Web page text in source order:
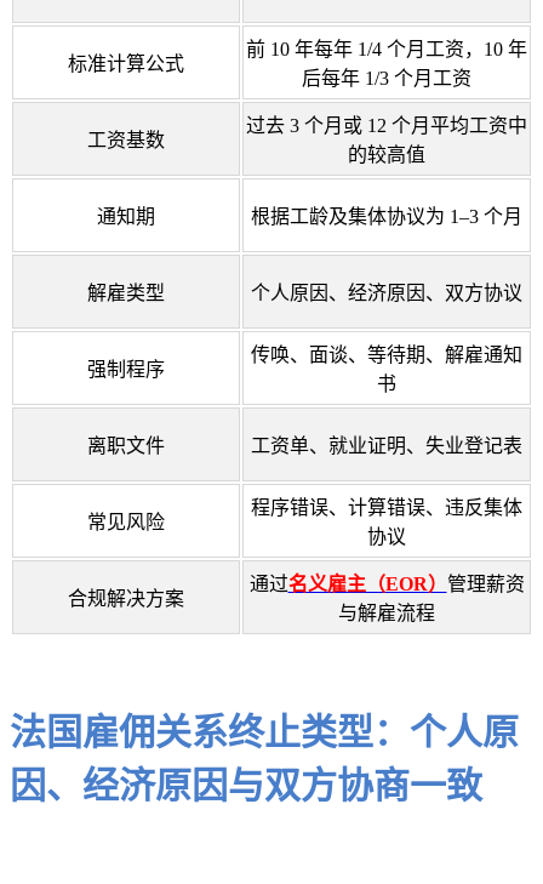
标准计算公式
前 10 年每年 1/4 个月工资，10 年
后每年 1/3 个月工资
工资基数
过去 3 个月或 12 个月平均工资中
的较高值
通知期 根据工龄及集体协议为 1–3 个月
解雇类型 个人原因、经济原因、双方协议
强制程序
传唤、面谈、等待期、解雇通知
书
离职文件 工资单、就业证明、失业登记表
常见风险
程序错误、计算错误、违反集体
协议
合规解决方案
通过名义雇主（EOR） 管理薪资
与解雇流程
法国雇佣关系终止类型：个人原
因、经济原因与双方协商一致